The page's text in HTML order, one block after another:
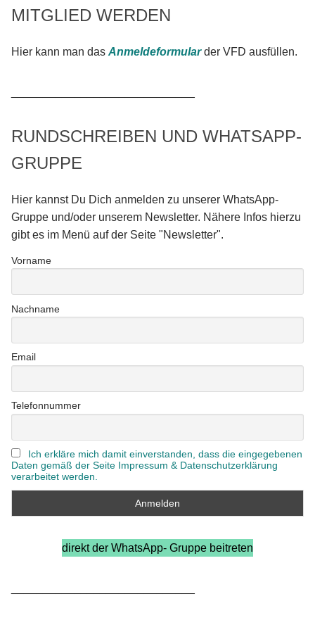
MITGLIED WERDEN
Hier kann man das Anmeldeformularder VFD ausfüllen.
RUNDSCHREIBEN UND WHATSAPP-
GRUPPE
Hier kannst Du Dich anmelden zu unserer WhatsApp-
Gruppe und/oder unserem Newsletter. Nähere Infos hierzu
gibt es im Menü auf der Seite "Newsletter".
Vorname
Nachname
Email
Telefonnummer
Ich erkläre mich damit einverstanden, dass die eingegebenen
Daten gemäß der Seite Impressum & Datenschutzerklärung
verarbeitet werden.
direkt der WhatsApp- Gruppe beitreten